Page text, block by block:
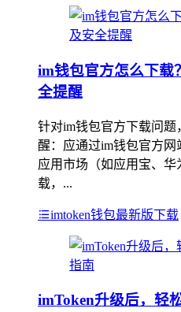
im钱包官方怎么下载
全提醒
针对im钱包官方下载问
醒：应通过im钱包官方网
应用市场（如应用宝、
载，...
imtoken钱包最新版下载
imToken升级后，轻